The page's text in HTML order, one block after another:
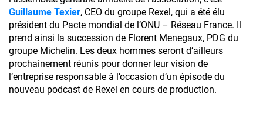
Guillaume Texier, CEO du groupe Rexel, qui a été élu
président du Pacte mondial de l’ONU – Réseau France. Il
prend ainsi la succession de Florent Menegaux, PDG du
groupe Michelin. Les deux hommes seront d’ailleurs
prochainement réunis pour donner leur vision de
l’entreprise responsable à l’occasion d’un épisode du
nouveau podcast de Rexel en cours de production.